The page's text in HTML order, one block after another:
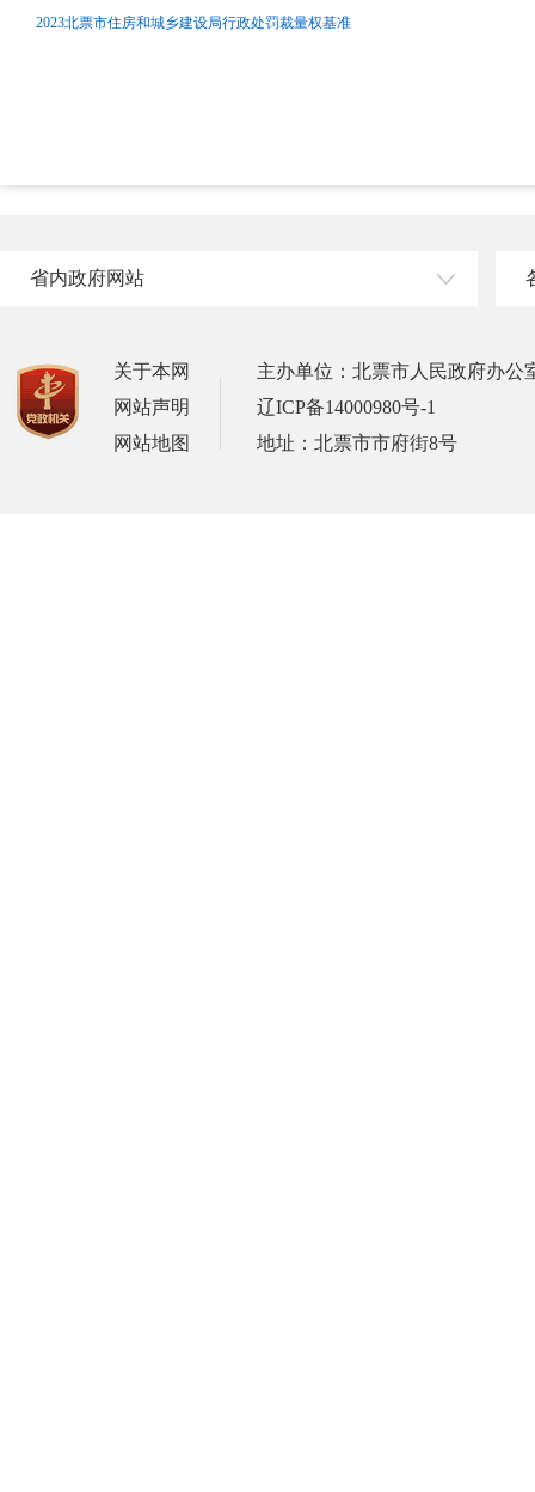
2023北票市住房和城乡建设局行政处罚裁量权基准
省内政府网站
关于本网
网站声明
网站地图
主办单位：北票市人民政府办公
辽ICP备14000980号-1
地址：北票市市府街8号